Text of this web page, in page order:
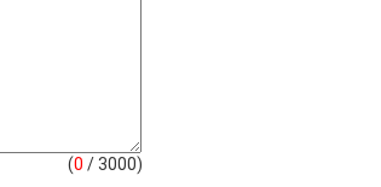
(0 / 3000)